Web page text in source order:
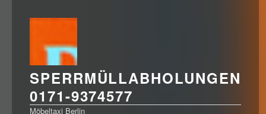
SPERRMÜLLABHOLUNGEN
0171-9374577
Möbeltaxi Berlin